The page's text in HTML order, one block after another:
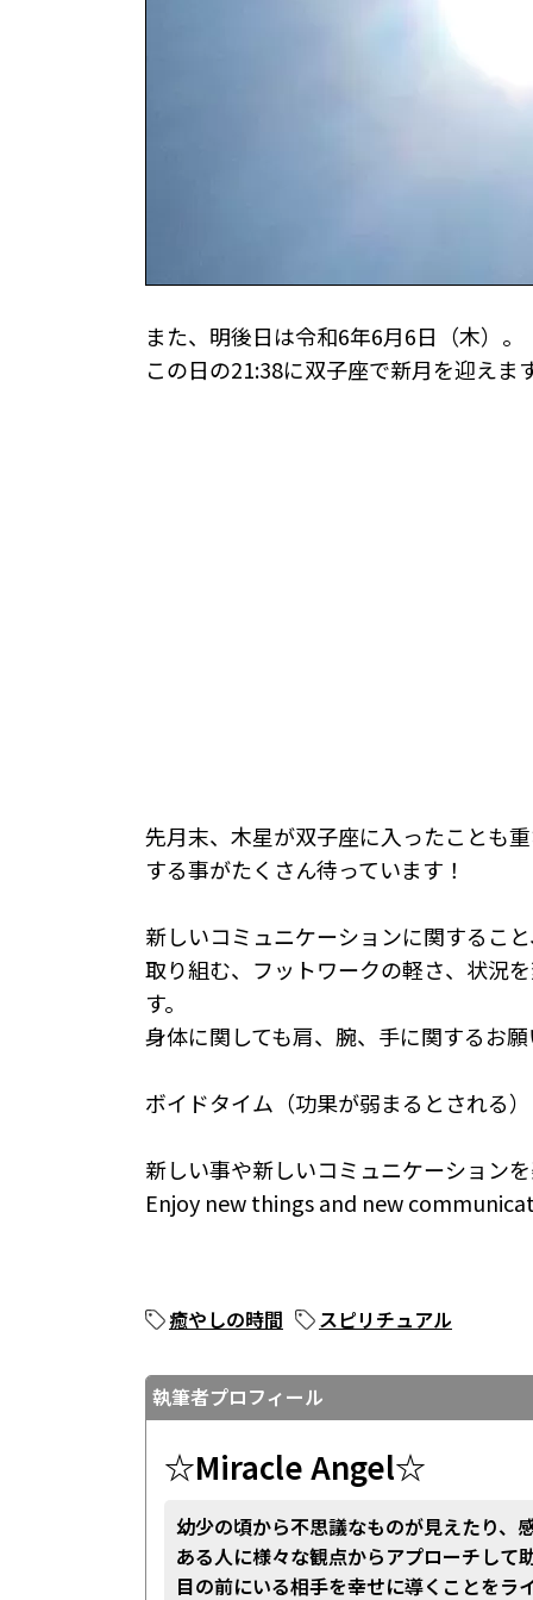
また、明後日は令和6年6月6日（木）。
この日の21:38に双子座で新月を迎えま
先月末、木星が双子座に入ったことも
する事がたくさん待っています！
新しいコミュニケーションに関するこ
取り組む、フットワークの軽さ、状況
す。
身体に関しても肩、腕、手に関するお
ボイドタイム（功果が弱まるとされる
新しい事や新しいコミュニケーション
Enjoy new things and new
癒やしの時間 スピリチュアル
執筆者プロフィール
☆Miracle Angel☆
幼少の頃から不思議なものが見えたり、
ある人に様々な観点からアプローチして
目の前にいる相手を幸せに導くことをラ